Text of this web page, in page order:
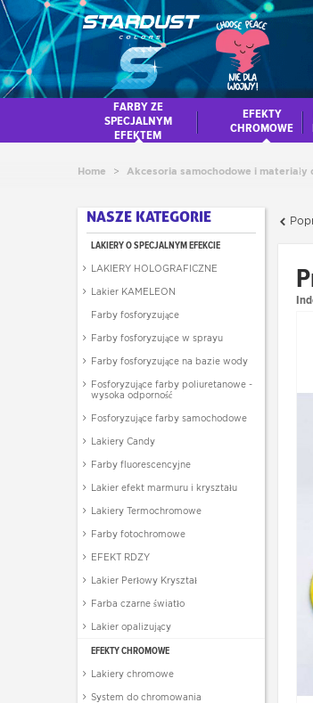
FARBY ZE
SPECJALNYM
EFEKTEM
EFEKTY
CHROMOWE
Home > Akcesoria samochodowe i materiały
NASZE KATEGORIE
LAKIERY O SPECJALNYM EFEKCIE
LAKIERY HOLOGRAFICZNE
Lakier KAMELEON
Farby fosforyzujące
Farby fosforyzujące w sprayu
Farby fosforyzujące na bazie wody
Fosforyzujące farby poliuretanowe -
wysoka odporność
Fosforyzujące farby samochodowe
Lakiery Candy
Farby fluorescencyjne
Lakier efekt marmuru i kryształu
Lakiery Termochromowe
Farby fotochromowe
EFEKT RDZY
Lakier Perłowy Kryształ
Farba czarne światło
Lakier opalizujący
EFEKTY CHROMOWE
Lakiery chromowe
System do chromowania